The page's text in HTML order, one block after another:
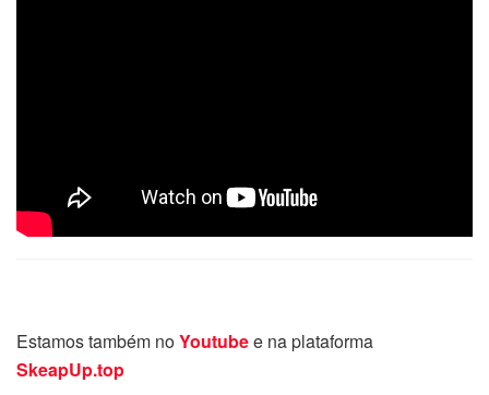
Estamos também noYoutubee na plataforma
SkeapUp.top